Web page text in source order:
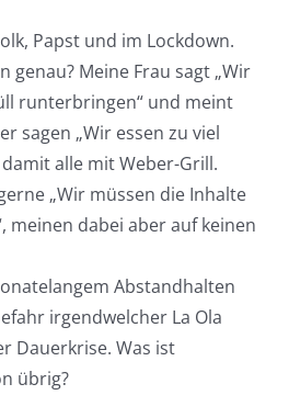
Papst und im Lockdown.
genau? Meine Frau sagt „Wir
runterbringen“ und meint
sagen „Wir essen zu viel
alle mit Weber-Grill.
„Wir müssen die Inhalte
meinen dabei aber auf keinen
Abstandhalten
irgendwelcher La Ola
Dauerkrise. Was ist
übrig?